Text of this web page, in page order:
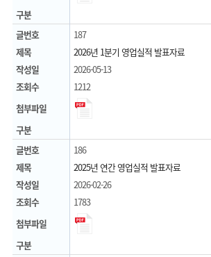
구분
글번호
187
제목
2026년 1분기 영업실적 발표자료
작성일
2026-05-13
조회수
1212
첨부파일
구분
글번호
186
제목
2025년 연간 영업실적 발표자료
작성일
2026-02-26
조회수
1783
첨부파일
구분